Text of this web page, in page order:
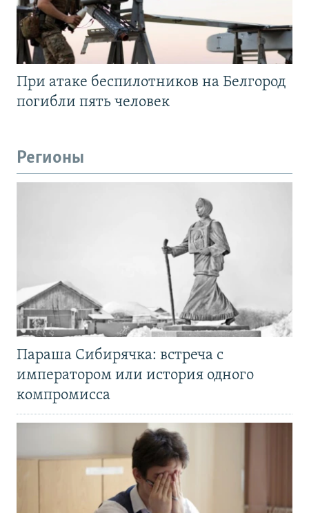
При атаке беспилотников на Белгород
погибли пять человек
Регионы
Параша Сибирячка: встреча с
императором или история одного
компромисса